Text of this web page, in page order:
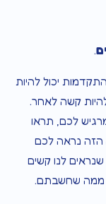
.
יכול להיות
קשה לאחר.
לכם, תראו
הזה נראה לכם
לנו קשים
ממה שחשבתם.